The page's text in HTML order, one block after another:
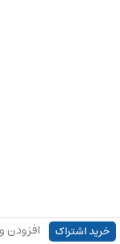
خرید اشتراک افزودن